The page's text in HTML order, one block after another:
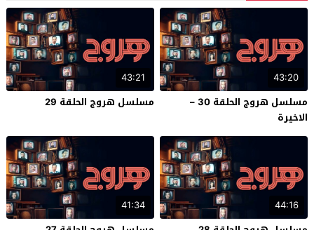
43:20
مسلسل هروج الحلقة 30 –
الاخيرة
43:21
مسلسل هروج الحلقة 29
44:16
41:34